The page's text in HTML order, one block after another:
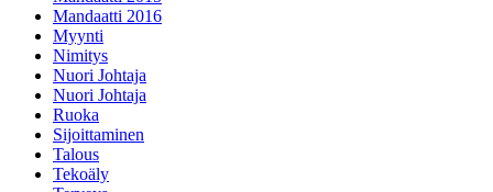
Mandaatti 2016
Myynti
Nimitys
Nuori Johtaja
Nuori Johtaja
Ruoka
Sijoittaminen
Talous
Tekoäly